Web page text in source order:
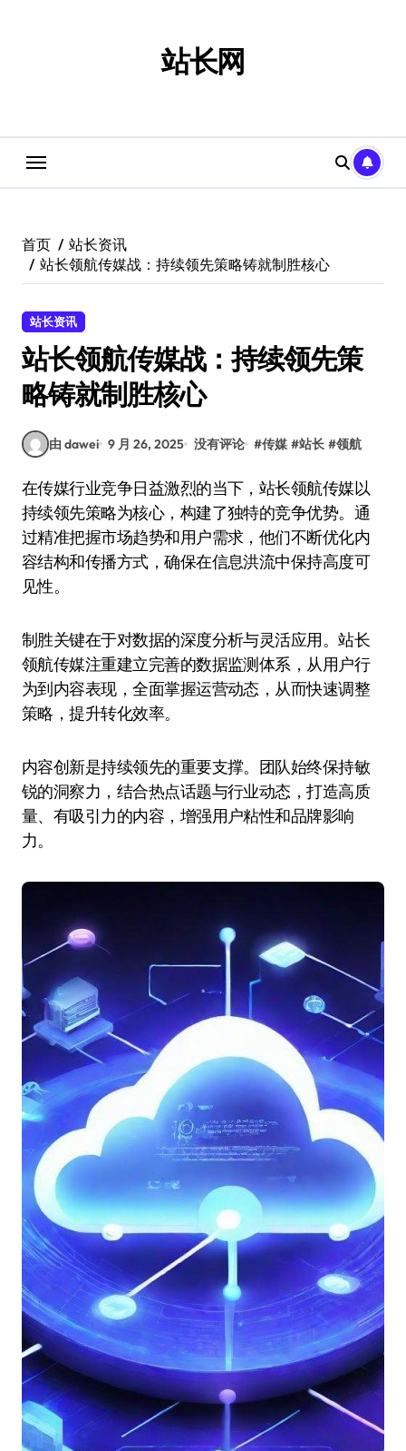
站长网
首页
站长资讯
站长领航传媒战：持续领先策略铸就制胜核心
站长资讯
站长领航传媒战：持续领先策
略铸就制胜核心
由 dawei 9 月 26, 2025 没有评论 #传媒 #站长 #领航
在传媒行业竞争日益激烈的当下，站长领航传媒以
持续领先策略为核心，构建了独特的竞争优势。通
过精准把握市场趋势和用户需求，他们不断优化内
容结构和传播方式，确保在信息洪流中保持高度可
见性。
制胜关键在于对数据的深度分析与灵活应用。站长
领航传媒注重建立完善的数据监测体系，从用户行
为到内容表现，全面掌握运营动态，从而快速调整
策略，提升转化效率。
内容创新是持续领先的重要支撑。团队始终保持敏
锐的洞察力，结合热点话题与行业动态，打造高质
量、有吸引力的内容，增强用户粘性和品牌影响
力。